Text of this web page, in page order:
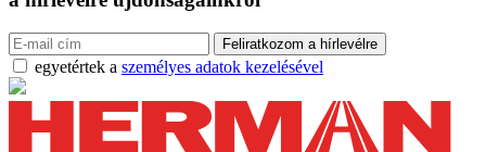
egyetértek a személyes adatok kezelésével